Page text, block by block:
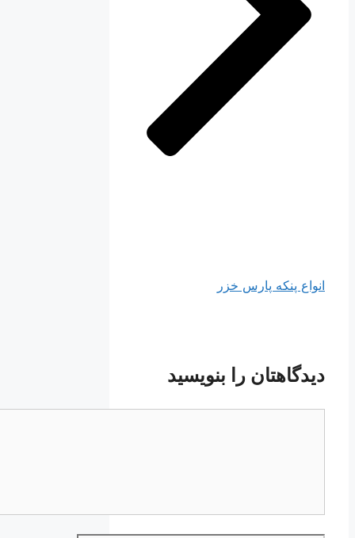
انواع پنکه پارس خزر
دیدگاهتان را بنویسید